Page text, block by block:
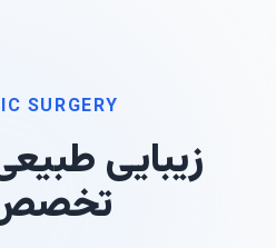
SURGERY
زیبایی